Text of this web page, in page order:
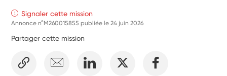
Signaler cette mission
Annonce n°M260015855 publiée le24 juin 2026
Partager cette mission